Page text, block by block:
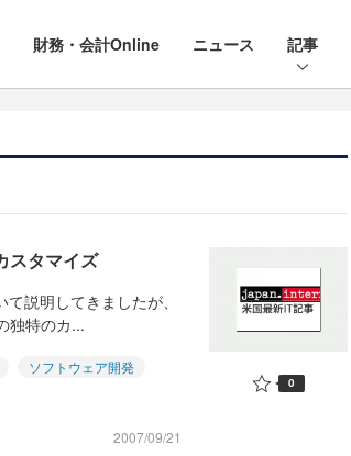
財務・会計Online ニュース 記事
スタマイズ
説明してきましたが、
独特のカ...
ソフトウェア開発
2007/09/21
0